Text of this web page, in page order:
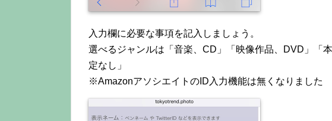
入力欄に必要な事項を記入しましょう。
選べるジャンルは「音楽、CD」「映像作品、DVD」「
定なし」
※AmazonアソシエイトのID入力機能は無くなりました